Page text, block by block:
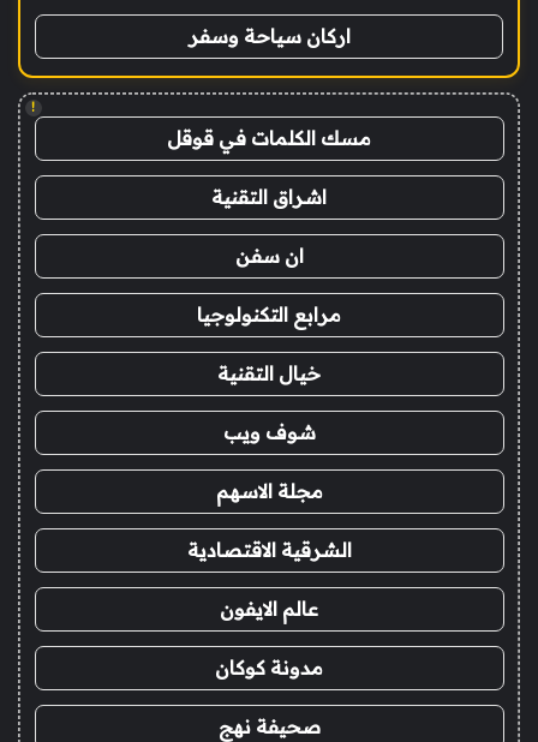
اركان سياحة وسفر
!
مسك الكلمات في قوقل
اشراق التقنية
ان سفن
مرابع التكنولوجيا
خيال التقنية
شوف ويب
مجلة الاسهم
الشرقية الاقتصادية
عالم الايفون
مدونة كوكان
صحيفة نهج